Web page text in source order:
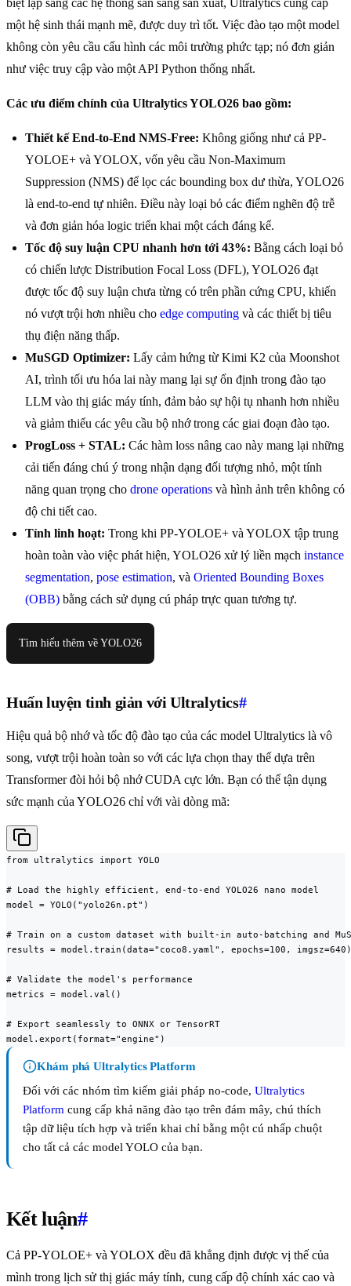
biệt lập sang các hệ thống sẵn sàng sản xuất, Ultralytics cung cấp
một hệ sinh thái mạnh mẽ, được duy trì tốt. Việc đào tạo một model
không còn yêu cầu cấu hình các môi trường phức tạp; nó đơn giản
như việc truy cập vào một API Python thống nhất.
Các ưu điểm chính của Ultralytics YOLO26 bao gồm:
Thiết kế End-to-End NMS-Free: Không giống như cả PP-
YOLOE+ và YOLOX, vốn yêu cầu Non-Maximum
Suppression (NMS) để lọc các bounding box dư thừa, YOLO26
là end-to-end tự nhiên. Điều này loại bỏ các điểm nghẽn độ trễ
và đơn giản hóa logic triển khai một cách đáng kể.
Tốc độ suy luận CPU nhanh hơn tới 43%: Bằng cách loại bỏ
có chiến lược Distribution Focal Loss (DFL), YOLO26 đạt
được tốc độ suy luận chưa từng có trên phần cứng CPU, khiến
nó vượt trội hơn nhiều cho edge computing và các thiết bị tiêu
thụ điện năng thấp.
MuSGD Optimizer: Lấy cảm hứng từ Kimi K2 của Moonshot
AI, trình tối ưu hóa lai này mang lại sự ổn định trong đào tạo
LLM vào thị giác máy tính, đảm bảo sự hội tụ nhanh hơn nhiều
và giảm thiểu các yêu cầu bộ nhớ trong các giai đoạn đào tạo.
ProgLoss + STAL: Các hàm loss nâng cao này mang lại những
cải tiến đáng chú ý trong nhận dạng đối tượng nhỏ, một tính
năng quan trọng cho drone operations và hình ảnh trên không có
độ chi tiết cao.
Tính linh hoạt: Trong khi PP-YOLOE+ và YOLOX tập trung
hoàn toàn vào việc phát hiện, YOLO26 xử lý liền mạch instance
segmentation, pose estimation, và Oriented Bounding Boxes
(OBB) bằng cách sử dụng cú pháp trực quan tương tự.
Tìm hiểu thêm về YOLO26
Huấn luyện tinh giản với Ultralytics#
Hiệu quả bộ nhớ và tốc độ đào tạo của các model Ultralytics là vô
song, vượt trội hoàn toàn so với các lựa chọn thay thế dựa trên
Transformer đòi hỏi bộ nhớ CUDA cực lớn. Bạn có thể tận dụng
sức mạnh của YOLO26 chỉ với vài dòng mã:
from ultralytics import YOLO
# Load the highly efficient, end-to-end YOLO26 nano model
model = YOLO("yolo26n.pt")
# Train on a custom dataset with built-in auto-batching and
results = model.train(data="coco8.yaml", epochs=100, imgsz=640)
# Validate the model's performance
metrics = model.val()
# Export seamlessly to ONNX or TensorRT
model.export(format="engine")
Khám phá Ultralytics Platform
Đối với các nhóm tìm kiếm giải pháp no-code, Ultralytics
Platform cung cấp khả năng đào tạo trên đám mây, chú thích
tập dữ liệu tích hợp và triển khai chỉ bằng một cú nhấp chuột
cho tất cả các model YOLO của bạn.
Kết luận#
Cả PP-YOLOE+ và YOLOX đều đã khẳng định được vị thế của
mình trong lịch sử thị giác máy tính, cung cấp độ chính xác cao và